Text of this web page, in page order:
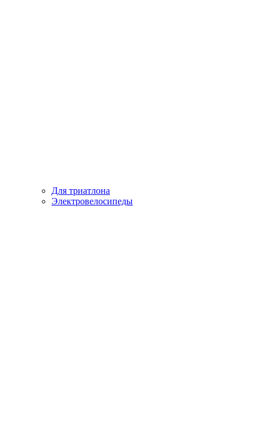
Для триатлона
Электровелосипеды